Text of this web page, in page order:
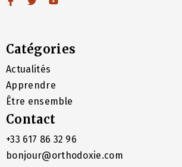
Catégories
Actualités
Apprendre
Être ensemble
Contact
+33 617 86 32 96
bonjour@orthodoxie.com